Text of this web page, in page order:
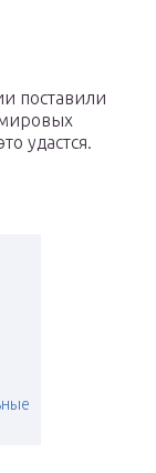
поставили
удастся.